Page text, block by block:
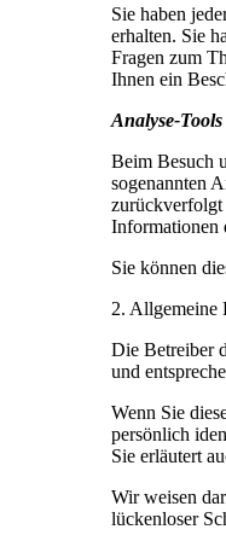
Sie haben
erhalten. Sie
Fragen zum
Ihnen ein
Analyse-
Beim Besuch
sogenannten
zurückverfolgt
Informationen
Sie können
2. Allgemeine
Die Betreiber
und
Wenn Sie
persönlich
Sie erläutert
Wir weisen
lückenloser